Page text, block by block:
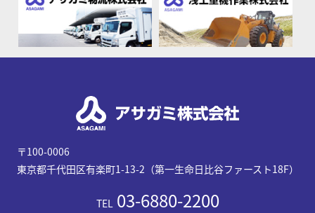
〒100-0006
東京都千代田区有楽町1-13-2（第一生命日比谷ファースト18F）
TEL 03-6880-2200